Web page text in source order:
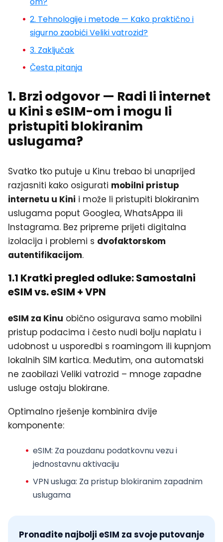
2. Tehnologije i metode — Kako praktično i
sigurno zaobići Veliki vatrozid?
3. Zaključak
Česta pitanja
1. Brzi odgovor — Radi li internet
u Kini s eSIM-om i mogu li
pristupiti blokiranim
uslugama?
Svatko tko putuje u Kinu trebao bi unaprijed
razjasniti kako osigurati mobilni pristup
internetu u Kini i može li pristupiti blokiranim
uslugama poput Googlea, WhatsAppa ili
Instagrama. Bez pripreme prijeti digitalna
izolacija i problemi s dvofaktorskom
autentifikacijom.
1.1 Kratki pregled odluke: Samostalni
eSIM vs. eSIM + VPN
eSIM za Kinu obično osigurava samo mobilni
pristup podacima i često nudi bolju naplatu i
udobnost u usporedbi s roamingom ili kupnjom
lokalnih SIM kartica. Međutim, ona automatski
ne zaobilazi Veliki vatrozid – mnoge zapadne
usluge ostaju blokirane.
Optimalno rješenje kombinira dvije
komponente:
eSIM: Za pouzdanu podatkovnu vezu i
jednostavnu aktivaciju
VPN usluga: Za pristup blokiranim zapadnim
uslugama
Pronađite najbolji eSIM za svoje putovanje